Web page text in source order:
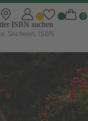
ISBN suchen
Bücher,